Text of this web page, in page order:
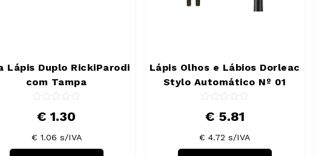
Lápis Duplo RickiParodi
com Tampa
€ 1.30
€ 1.06 s/IVA
Lápis Olhos e Lábios Dorleac
Stylo Automático Nº 01
€ 5.81
€ 4.72 s/IVA